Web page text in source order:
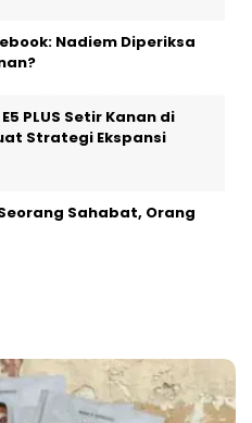
Nadiem Diperiksa
PLUS Setir Kanan di
Strategi Ekspansi
Sahabat, Orang